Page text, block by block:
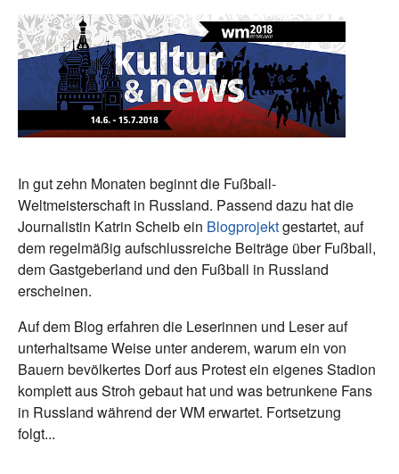
In gut zehn Monaten beginnt die Fußball-
Weltmeisterschaft in Russland. Passend dazu hat die
Journalistin Katrin Scheib ein Blogprojektgestartet, auf
dem regelmäßig aufschlussreiche Beiträge über Fußball,
dem Gastgeberland und den Fußball in Russland
erscheinen.
Auf dem Blog erfahren die Leserinnen und Leser auf
unterhaltsame Weise unter anderem, warum ein von
Bauern bevölkertes Dorf aus Protest ein eigenes Stadion
komplett aus Stroh gebaut hat und was betrunkene Fans
in Russland während der WM erwartet. Fortsetzung
folgt...